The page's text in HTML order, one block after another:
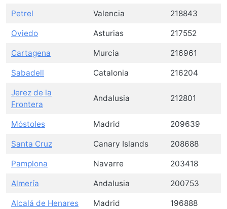
Petrel Valencia 218843
Oviedo Asturias 217552
Cartagena Murcia 216961
Sabadell Catalonia 216204
Jerez de la
Frontera
Andalusia 212801
Móstoles Madrid 209639
Santa Cruz Canary Islands 208688
Pamplona Navarre 203418
Almería Andalusia 200753
Alcalá de Henares Madrid 196888